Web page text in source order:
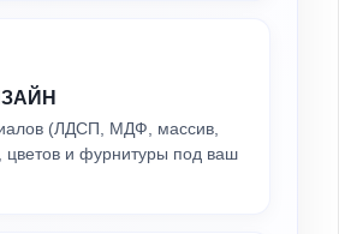
(ЛДСП, МДФ, массив,
цветов и фурнитуры под ваш